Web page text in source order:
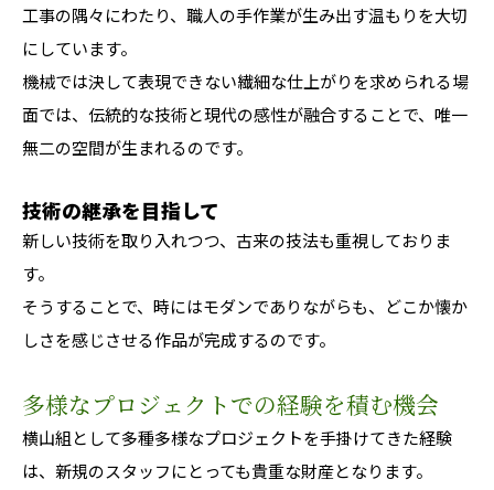
工事の隅々にわたり、職人の手作業が生み出す温もりを大切
にしています。
機械では決して表現できない繊細な仕上がりを求められる場
面では、伝統的な技術と現代の感性が融合することで、唯一
無二の空間が生まれるのです。
技術の継承を目指して
新しい技術を取り入れつつ、古来の技法も重視しておりま
す。
そうすることで、時にはモダンでありながらも、どこか懐か
しさを感じさせる作品が完成するのです。
多様なプロジェクトでの経験を積む機会
横山組として多種多様なプロジェクトを手掛けてきた経験
は、新規のスタッフにとっても貴重な財産となります。